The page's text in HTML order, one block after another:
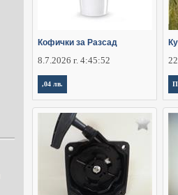
Кофички за Разсад
8.7.2026 г. 4:45:52
,04 лв.